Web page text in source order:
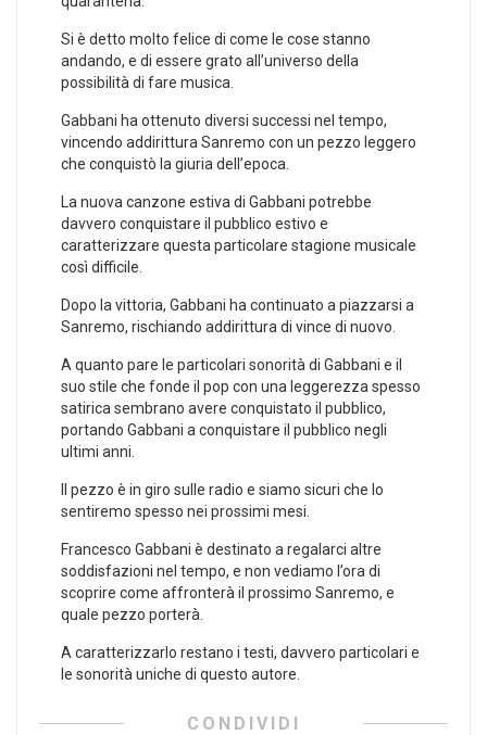
Si è detto molto felice di come le cose stanno
andando, e di essere grato all’universo della
possibilità di fare musica.
Gabbani ha ottenuto diversi successi nel tempo,
vincendo addirittura Sanremo con un pezzo leggero
che conquistò la giuria dell’epoca.
La nuova canzone estiva di Gabbani potrebbe
davvero conquistare il pubblico estivo e
caratterizzare questa particolare stagione musicale
così difficile.
Dopo la vittoria, Gabbani ha continuato a piazzarsi a
Sanremo, rischiando addirittura di vince di nuovo.
A quanto pare le particolari sonorità di Gabbani e il
suo stile che fonde il pop con una leggerezza spesso
satirica sembrano avere conquistato il pubblico,
portando Gabbani a conquistare il pubblico negli
ultimi anni.
Il pezzo è in giro sulle radio e siamo sicuri che lo
sentiremo spesso nei prossimi mesi.
Francesco Gabbani è destinato a regalarci altre
soddisfazioni nel tempo, e non vediamo l’ora di
scoprire come affronterà il prossimo Sanremo, e
quale pezzo porterà.
A caratterizzarlo restano i testi, davvero particolari e
le sonorità uniche di questo autore.
CONDIVIDI